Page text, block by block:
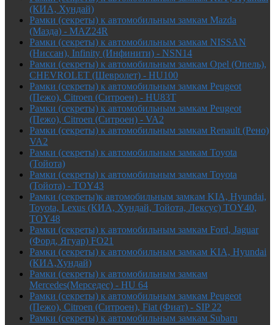
(КИА, Хундай)
Рамки (секреты) к автомобильным замкам Mazda
(Мазда) - MAZ24R
Рамки (секреты) к автомобильным замкам NISSAN
(Ниссан), Infinity (Инфинити) - NSN14
Рамки (секреты) к автомобильным замкам Opel (Опель),
CHEVROLET (Шевролет) - HU100
Рамки (секреты) к автомобильным замкам Peugeot
(Пежо), Citroen (Ситроен) - HU83T
Рамки (секреты) к автомобильным замкам Peugeot
(Пежо), Citroen (Ситроен) - VA2
Рамки (секреты) к автомобильным замкам Renault (Рено)
VA2
Рамки (секреты) к автомобильным замкам Toyota
(Тойота)
Рамки (секреты) к автомобильным замкам Toyota
(Тойота) - TOY43
Рамки (секреты)к автомобильным замкам KIA, Hyundai,
Toyota, Lexus (КИА, Хундай, Тойота, Лексус) TOY40,
TOY48
Рамки (секреты) к автомобильным замкам Ford, Jaguar
(Форд, Ягуар) FO21
Рамки (секреты) к автомобильным замкам KIA, Hyundai
(КИА,Хундай)
Рамки (секреты) к автомобильным замкам
Mercedes(Мерседес) - HU 64
Рамки (секреты) к автомобильным замкам Peugeot
(Пежо), Citroen (Ситроен), Fiat (Фиат) - SIP 22
Рамки (секреты) к автомобильным замкам Subaru